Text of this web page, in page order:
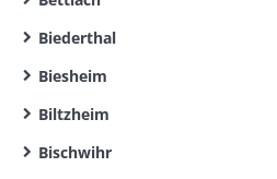
Biederthal
Biesheim
Biltzheim
Bischwihr